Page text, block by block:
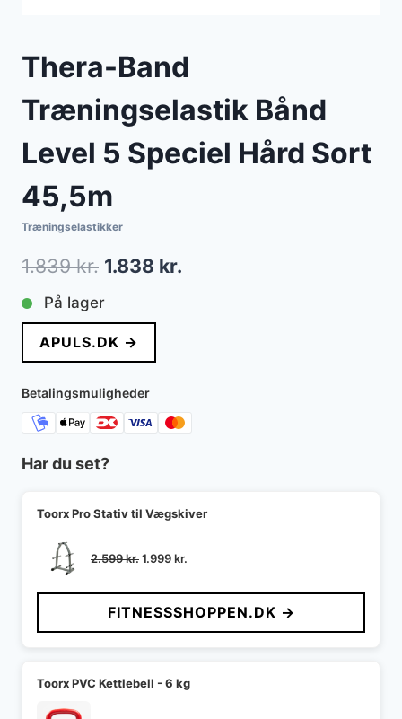
Thera-Band
Træningselastik Bånd
Level 5 Speciel Hård Sort
45,5m
Træningselastikker
1.839kr. Den
oprindelige
pris
var:
1.839 kr..
1.838 kr.
På lager
APULS.DK →
Betalingsmuligheder
Har du set?
Toorx Pro Stativ til Vægskiver
2.599kr.Den
pris
var:
2.599 kr..
1.999kr.
pris
er:
1.999 kr..
FITNESSSHOPPEN.DK →
Toorx PVC Kettlebell - 6 kg